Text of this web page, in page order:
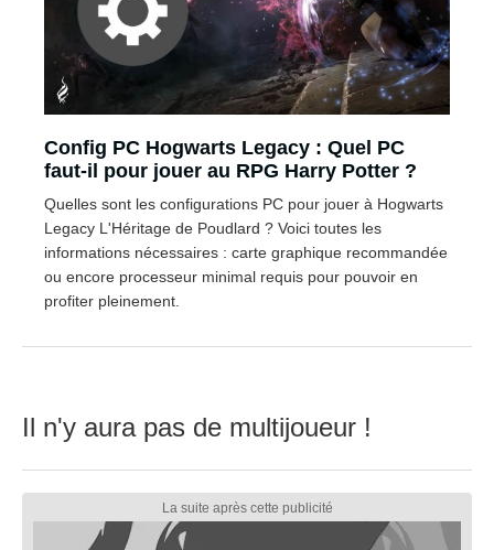
Config PC Hogwarts Legacy : Quel PC
faut-il pour jouer au RPG Harry Potter ?
Quelles sont les configurations PC pour jouer à Hogwarts
Legacy L'Héritage de Poudlard ? Voici toutes les
informations nécessaires : carte graphique recommandée
ou encore processeur minimal requis pour pouvoir en
profiter pleinement.
Il n'y aura pas de multijoueur !